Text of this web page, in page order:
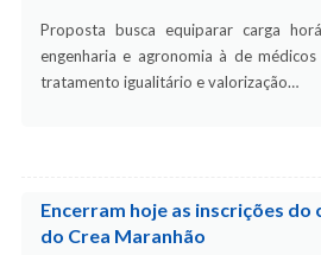
Proposta busca equiparar carga
engenharia e agronomia à de
tratamento igualitário e valorização…
Encerram hoje as inscrições do
do Crea Maranhão